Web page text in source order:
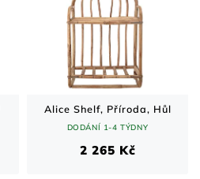
Alice Shelf, Příroda, Hůl
DODÁNÍ 1-4 TÝDNY
2 265 Kč